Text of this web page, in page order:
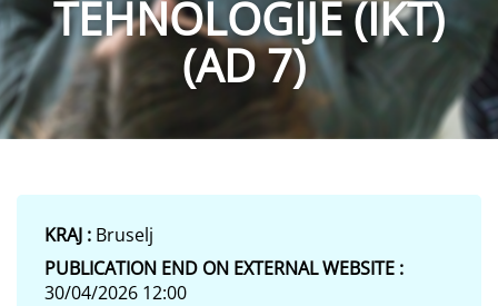
TEHNOLOGIJE (IKT)
(AD 7)
KRAJ : Bruselj
PUBLICATION END ON EXTERNAL WEBSITE :
30/04/2026 12:00